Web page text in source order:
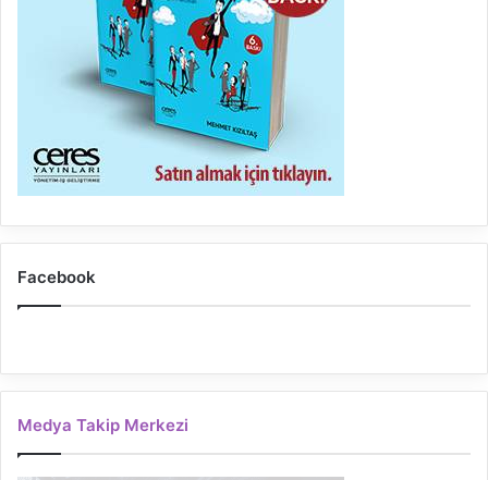
Facebook
Medya Takip Merkezi